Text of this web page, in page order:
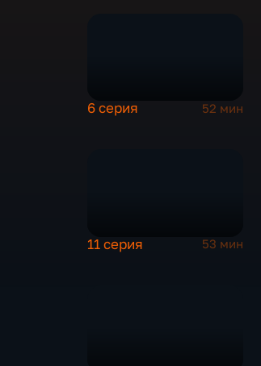
6 серия 52 мин
11 серия 53 мин